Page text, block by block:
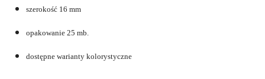
szerokość 16 mm
opakowanie 25 mb.
dostępne warianty kolorystyczne